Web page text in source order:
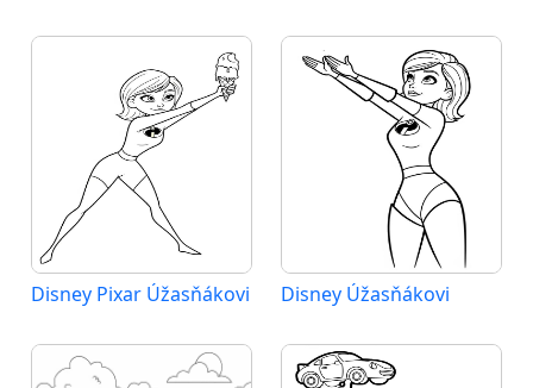
Disney Pixar Úžasňákovi Disney Úžasňákovi